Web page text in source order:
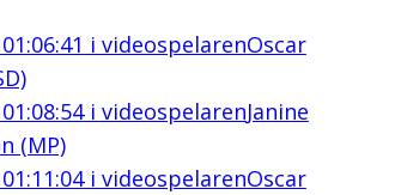
01:06:41 i videospelarenOscar
01:08:54i videospelarenJanine
(MP)
01:11:04i videospelarenOscar